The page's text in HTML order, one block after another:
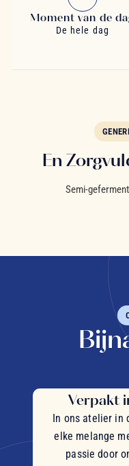
Moment van de
De hele dag
En
Semi-
Verpakt
In ons atelier in
elke melange
passie door